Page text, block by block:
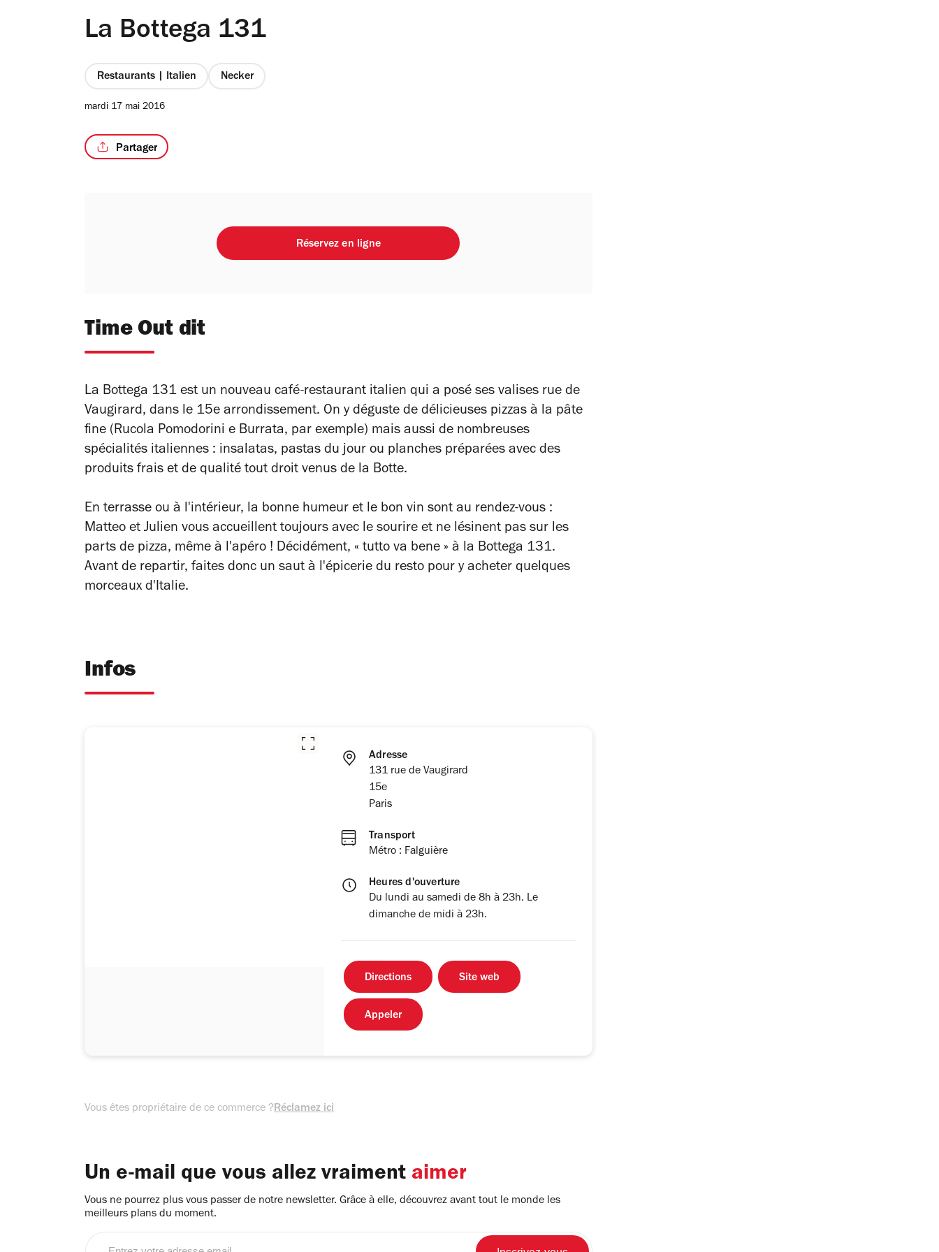
La Bottega 131
Restaurants | Italien Necker
mardi 17 mai 2016
Partager
Réservez en ligne
Time Out dit
La Bottega 131 est un nouveau café-restaurant italien qui a posé ses valises rue de
Vaugirard, dans le 15e arrondissement. On y déguste de délicieuses pizzas à la pâte
fine (Rucola Pomodorini e Burrata, par exemple) mais aussi de nombreuses
spécialités italiennes : insalatas, pastas du jour ou planches préparées avec des
produits frais et de qualité tout droit venus de la Botte.
En terrasse ou à l'intérieur, la bonne humeur et le bon vin sont au rendez-vous :
Matteo et Julien vous accueillent toujours avec le sourire et ne lésinent pas sur les
parts de pizza, même à l'apéro ! Décidément, « tutto va bene » à la Bottega 131.
Avant de repartir, faites donc un saut à l'épicerie du resto pour y acheter quelques
morceaux d'Italie.
Infos
Adresse
131 rue de Vaugirard
15e
Paris
Transport
Métro : Falguière
Heures d'ouverture
Du lundi au samedi de 8h à 23h. Le
dimanche de midi à 23h.
Directions Site web
Appeler
Vous êtes propriétaire de ce commerce ?Réclamez ici
Un e-mail que vous allez vraiment aimer
Vous ne pourrez plus vous passer de notre newsletter. Grâce à elle, découvrez avant tout le monde les
meilleurs plans du moment.